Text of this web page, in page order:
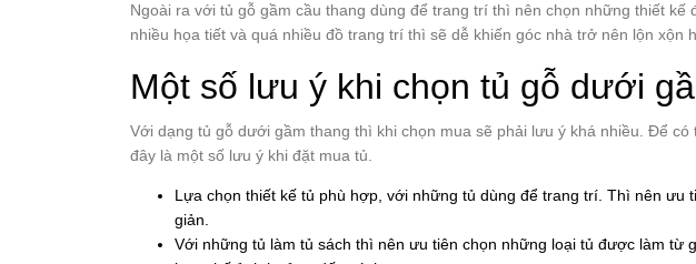
Ngoài ra với tủ gỗ gầm cầu thang dùng để trang trí thì nên chọn những thiết kế
nhiều họa tiết và quá nhiều đồ trang trí thì sẽ dễ khiến góc nhà trở nên lộn xộn
Một số lưu ý khi chọn tủ gỗ dưới
Với dạng tủ gỗ dưới gầm thang thì khi chọn mua sẽ phải lưu ý khá nhiều. Để
đây là một số lưu ý khi đặt mua tủ.
Lựa chọn thiết kế tủ phù hợp, với những tủ dùng để trang trí. Thì nên ưu
giản.
Với những tủ làm tủ sách thì nên ưu tiên chọn những loại tủ được làm từ